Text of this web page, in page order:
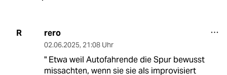
R rero
02.06.2025, 21:08 Uhr
" Etwa weil Autofahrende die Spur bewusst
missachten, wenn sie sie als improvisiert